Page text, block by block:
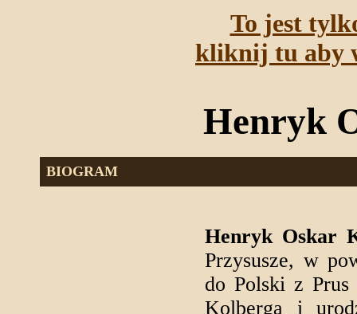
To jest
kliknij tu aby
Henryk
BIOGRAM
Henryk Oskar
Przysusze, w
do Polski z
Kolberga i